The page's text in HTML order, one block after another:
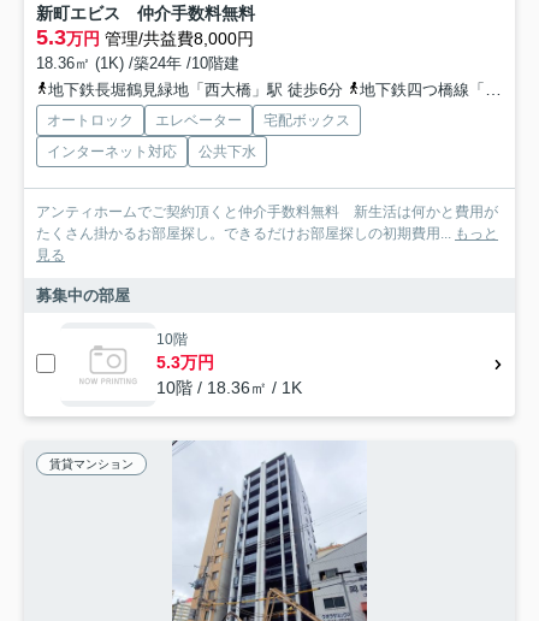
新町エビス 仲介手数料無料
5.3万円 管理/共益費8,000円
18.36㎡ (1K) /築24年 /10階建
地下鉄長堀鶴見緑地「西大橋」駅 徒歩6分
地下鉄四つ橋線「四ツ橋」駅 徒歩7分
オートロック エレベーター
宅配ボックス
インターネット対応
公共下水
アンティホームでご契約頂くと仲介手数料無料 新生活は何かと費用が
たくさん掛かるお部屋探し。できるだけお部屋探しの初期費用... もっと
見る
募集中の部屋
10階
5.3万円
10階 / 18.36㎡ / 1K
賃貸マンション